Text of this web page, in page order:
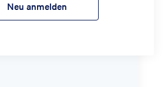
Neu anmelden